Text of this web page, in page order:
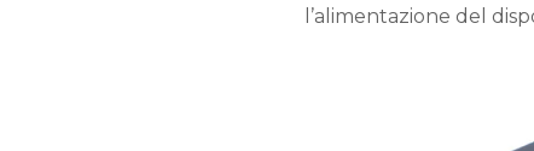
l’alimentazione del